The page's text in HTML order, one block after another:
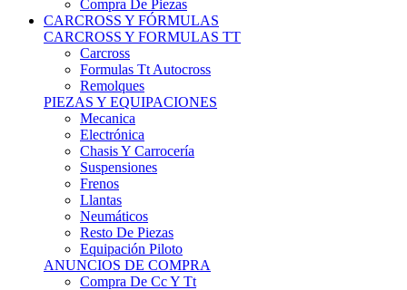
CARCROSS Y FORMULAS TT
Carcross
Formulas Tt Autocross
Remolques
PIEZAS Y EQUIPACIONES
Mecanica
Electrónica
Chasis Y Carrocería
Suspensiones
Frenos
Llantas
Neumáticos
Resto De Piezas
Equipación Piloto
ANUNCIOS DE COMPRA
Compra De Cc Y Tt
Compra De Piezas